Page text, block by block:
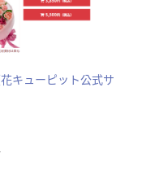
キューピット公式サ